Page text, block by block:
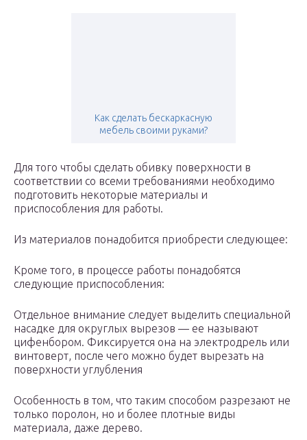
Как сделать бескаркасную
мебель своими руками?
Для того чтобы сделать обивку поверхности в
соответствии со всеми требованиями необходимо
подготовить некоторые материалы и
приспособления для работы.
Из материалов понадобится приобрести следующее:
Кроме того, в процессе работы понадобятся
следующие приспособления:
Отдельное внимание следует выделить специальной
насадке для округлых вырезов — ее называют
цифенбором. Фиксируется она на электродрель или
винтоверт, после чего можно будет вырезать на
поверхности углубления
Особенность в том, что таким способом разрезают не
только поролон, но и более плотные виды
материала, даже дерево.